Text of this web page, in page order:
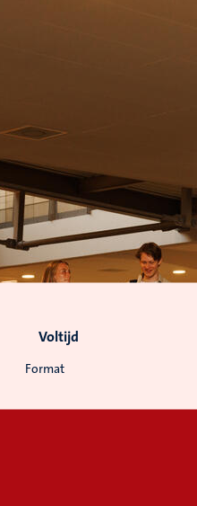
Format
Voltijd